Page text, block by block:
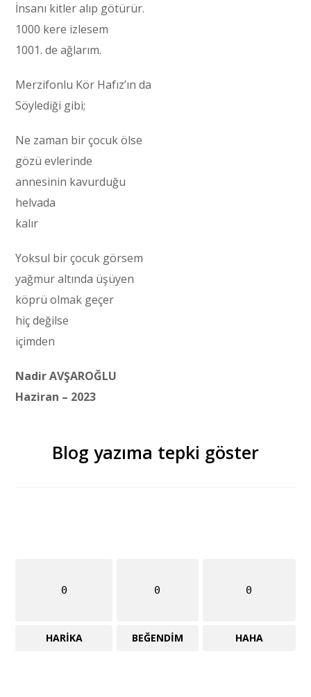
İnsanı kitler alıp götürür.
1000 kere izlesem
1001. de ağlarım.
Merzifonlu Kör Hafız’ın da
Söylediği gibi;
Ne zaman bir çocuk ölse
gözü evlerinde
annesinin kavurduğu
helvada
kalır
Yoksul bir çocuk görsem
yağmur altında üşüyen
köprü olmak geçer
hiç değilse
içimden
Nadir AVŞAROĞLU
Haziran – 2023
Blog yazıma tepki göster
0
HARIKA
0
BEĞENDIM
0
HAHA